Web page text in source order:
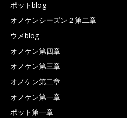
ポットblog
オノケンシーズン２第二章
ウメblog
オノケン第四章
オノケン第三章
オノケン第二章
オノケン第一章
ポット第一章